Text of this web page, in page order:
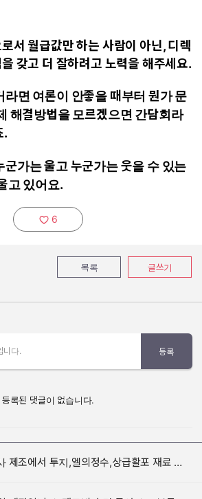
서 월급값만 하는 사람이 아닌, 디렉
갖고 더 잘하려고 노력을 해주세요.
라면 여론이 안좋을 때부터 뭔가 문
해결방법을 모르겠으면 간담회라
.
군가는 울고 누군가는 웃을 수 있는
고 있어요.
추천하기:
6
목록 글쓰기
니다. 등록
등록된 댓글이 없습니다.
연금술사 제조에서 투지,엘의정수,상급활포 재료 갯수 조정 부탁드려요